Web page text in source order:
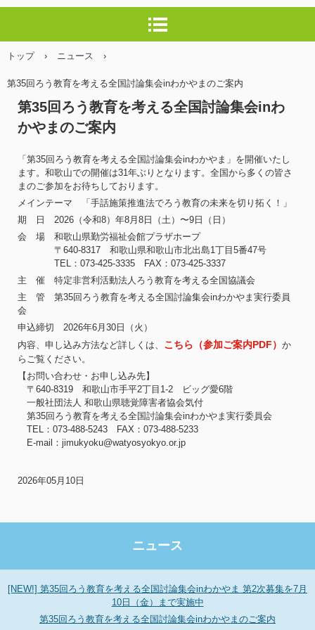
トップ › ニュース ›
第35回ろう教育を考える全国討論集会inわかやまのご案内
第35回ろう教育を考える全国討論集会inわ
かやまのご案内
「第35回ろう教育を考える全国討論集会inわかやま」を開催いたし
ます。和歌山での開催は31年ぶりとなります。全国から多くの皆さ
まのご参加をお待ちしております。
メインテーマ 「手話施策推進法でろう教育の未来を切り拓く！」
期 日 2026（令和8）年8月8日（土）〜9日（日）
会 場 和歌山県勤労福祉会館プラザホープ
〒640-8317 和歌山県和歌山市北出島1丁目5番47号
TEL：073-425-3335 FAX：073-425-3337
主 催 特定非営利活動法人ろう教育を考える全国協議会
主 管 第35回ろう教育を考える全国討論集会inわかやま実行委員
会
申込締切 2026年6月30日（火）
内容、申し込み方法など詳しくは、 こちら（参加ご案内PDF） か
らご覧ください。
【お問い合わせ・お申し込み先】
〒640-8319 和歌山市手平2丁目1-2 ビッグ愛6階
一般社団法人 和歌山県聴覚障害者協会気付
第35回ろう教育を考える全国討論集会inわかやま実行委員会
TEL：073-488-5243 FAX：073-488-5233
E-mail：jimukyoku@watyosyokyo.or.jp
2026年05月10日
ニュース
[NEW!] 第35回ろう教育を考える全国討論集会inわかやま 第2次募集を7月
10日（金）まで実施中
第35回ろう教育を考える全国討論集会inわかやまのご案内